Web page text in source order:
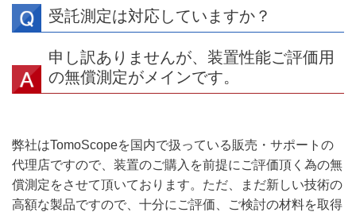
受託測定は対応していますか？
申し訳ありませんが、装置性能ご評価用
の無償測定がメインです。
弊社はTomoScopeを国内で扱っている販売・サポートの
代理店ですので、装置のご購入を前提にご評価頂く為の無
償測定をさせて頂いております。ただ、まだ新しい技術の
高額な製品ですので、十分にご評価、ご検討の材料を取得